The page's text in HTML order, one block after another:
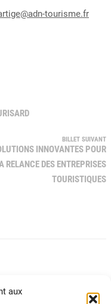
aux
tourisme.fr
BILLET SUIVANT
INNOVANTES POUR
RELANCE DES ENTREPRISES
TOURISTIQUES